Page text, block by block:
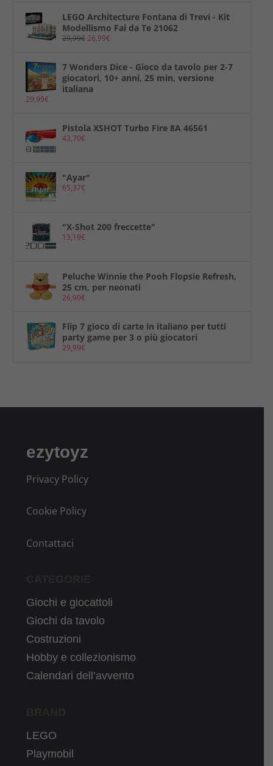
LEGO Architecture Fontana di Trevi - Kit
Modellismo Fai da Te 21062
29,99€26,99€
7 Wonders Dice - Gioco da tavolo per 2-7
giocatori, 10+ anni, 25 min, versione
italiana
29,99€
Pistola XSHOT Turbo Fire 8A 46561
43,70€
"Ayar"
65,37€
"X-Shot 200 freccette"
13,19€
Peluche Winnie the Pooh Flopsie Refresh,
25 cm, per neonati
26,90€
Flip 7 gioco di carte in italiano per tutti
party game per 3 o più giocatori
29,99€
ezytoyz
Privacy Policy
Cookie Policy
Contattaci
Giochi e giocattoli
Giochi da tavolo
Costruzioni
Hobby e collezionismo
Calendari dell’avvento
LEGO
Playmobil